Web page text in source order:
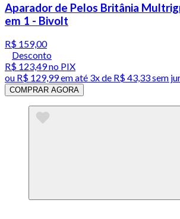
Aparador de Pelos Britânia
em 1 - Bivolt
R$ 159,00
Desconto
R$ 123,49no PIX
ou R$ 129,99em até 3x de R$ 43,33 sem
COMPRAR AGORA